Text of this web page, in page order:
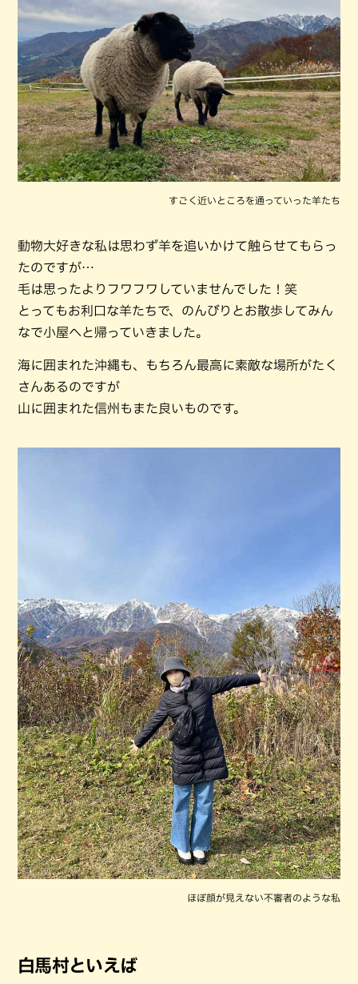
すごく近いところを通っていった羊たち
動物大好きな私は思わず羊を追いかけて触らせてもらっ
たのですが…
毛は思ったよりフワフワしていませんでした！笑
とってもお利口な羊たちで、のんびりとお散歩してみん
なで小屋へと帰っていきました。
海に囲まれた沖縄も、もちろん最高に素敵な場所がたく
さんあるのですが
山に囲まれた信州もまた良いものです。
ほぼ顔が見えない不審者のような私
白馬村といえば